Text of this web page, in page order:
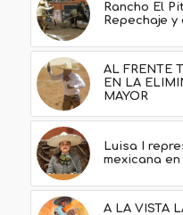
Rancho El
Repechaje
AL FRENTE
EN LA
MAYOR
Luisa I
mexicana
A LA VISTA